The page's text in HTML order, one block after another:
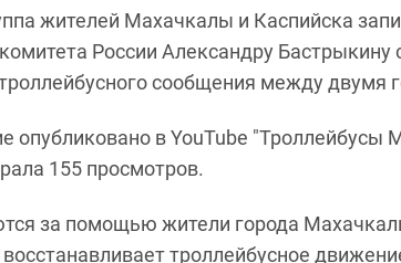
жителей Махачкалы и Каспийска
России Александру
сообщения между двумя
опубликовано в YouTube "Троллейбусы
155 просмотров.
за помощью жители города
троллейбусное